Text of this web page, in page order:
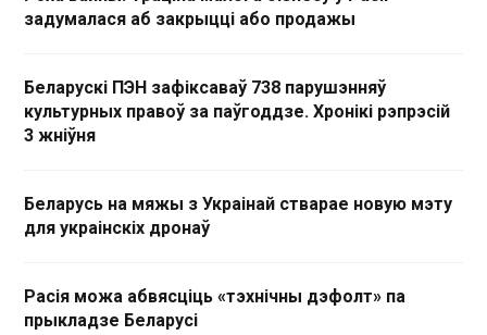
задумалася аб закрыцці або продажы
Беларускі ПЭН зафіксаваў 738 парушэнняў
культурных правоў за паўгоддзе. Хронікі рэпрэсій
3 жніўня
Беларусь на мяжы з Украінай стварае новую мэту
для украінскіх дронаў
Расія можа абвясціць «тэхнічны дэфолт» па
прыкладзе Беларусі